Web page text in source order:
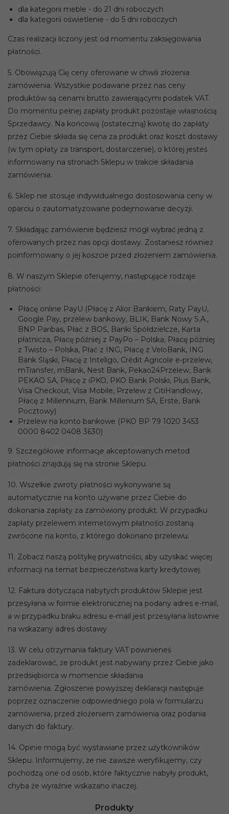
dla kategorii meble - do 21 dni roboczych
dla kategorii oświetlenie - do 5 dni roboczych
Czas realizacji liczony jest od momentu zaksięgowania
płatności.
5. Obowiązują Cię ceny oferowane w chwili złożenia
zamówienia. Wszystkie podawane przez nas ceny
produktów są cenami brutto zawierającymi podatek VAT.
Do momentu pełnej zapłaty produkt pozostaje własnością
Sprzedawcy. Na końcową (ostateczną) kwotę do zapłaty
przez Ciebie składa się cena za produkt oraz koszt dostawy
(w tym opłaty za transport, dostarczenie), o której jesteś
informowany na stronach Sklepu w trakcie składania
zamówienia.
6. Sklep nie stosuje indywidualnego dostosowania ceny w
oparciu o zautomatyzowane podejmowanie decyzji.
7. Składając zamówienie będziesz mógł wybrać jedną z
oferowanych przez nas opcji dostawy. Zostaniesz również
poinformowany o jej koszcie przed złożeniem zamówienia.
8. W naszym Sklepie oferujemy, następujące rodzaje
płatności:
Płacę online PayU (Płacę z Alior Bankiem, Raty PayU,
Google Pay, przelew bankowy, BLIK, Bank Nowy S.A.,
BNP Paribas, Płać z BOŚ, Banki Spółdzielcze, Karta
płatnicza, Płacę później z PayPo – Polska, Płacę później
z Twisto – Polska, Płać z ING, Płacę z VeloBank, ING
Bank Śląski, Płacę z Inteligo, Crédit Agricole e-przelew,
mTransfer, mBank, Nest Bank, Pekao24Przelew, Bank
PEKAO SA, Płacę z iPKO, PKO Bank Polski, Plus Bank,
Visa Checkout, Visa Mobile, Przelew z CitiHandlowy,
Płacę z Millennium, Bank Millenium SA, Erste, Bank
Pocztowy)
Przelew na konto bankowe (PKO BP 79 1020 3453
0000 8402 0408 3630)
9. Szczegółowe informacje akceptowanych metod
płatności znajdują się na stronie Sklepu.
10. Wszelkie zwroty płatności wykonywane są
automatycznie na konto używane przez Ciebie do
dokonania zapłaty za zamówiony produkt. W przypadku
zapłaty przelewem internetowym płatności zostaną
zwrócone na konto, z którego dokonano przelewu.
11. Zobacz naszą politykę prywatności, aby uzyskać więcej
informacji na temat bezpieczeństwa karty kredytowej.
12. Faktura dotycząca nabytych produktów Sklepie jest
przesyłana w formie elektronicznej na podany adres e-mail,
a w przypadku braku adresu e-mail jest przesyłana listownie
na wskazany adres dostawy
13. W celu otrzymania faktury VAT powinieneś
zadeklarować, że produkt jest nabywany przez Ciebie jako
przedsiębiorca w momencie składania
zamówienia. Zgłoszenie powyższej deklaracji następuje
poprzez oznaczenie odpowiedniego pola w formularzu
zamówienia, przed złożeniem zamówienia oraz podania
danych do faktury.
14. Opinie mogą być wystawiane przez użytkowników
Sklepu. Informujemy, że nie zawsze weryfikujemy, czy
pochodzą one od osób, które faktycznie nabyły produkt,
chyba że wyraźnie wskazano inaczej.
Produkty